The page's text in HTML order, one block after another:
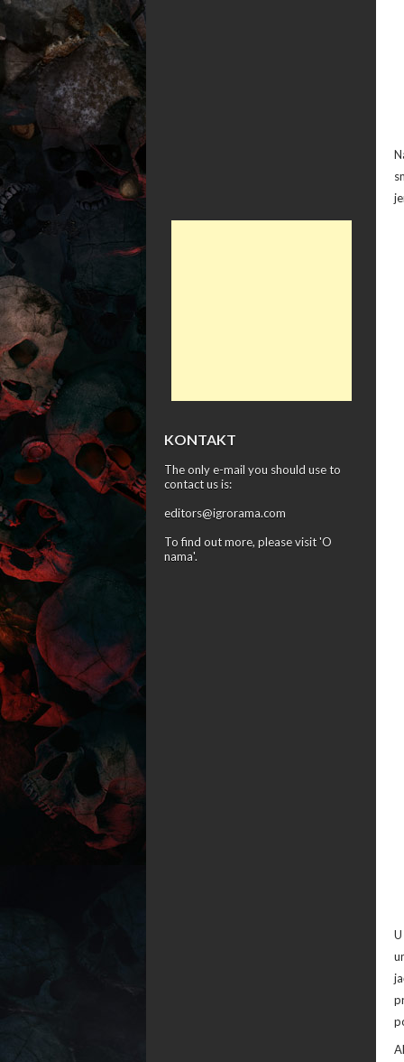
KONTAKT
The only e-mail you should use to
contact us is:
editors@igrorama.com
To find out more, please visit 'O
nama'.